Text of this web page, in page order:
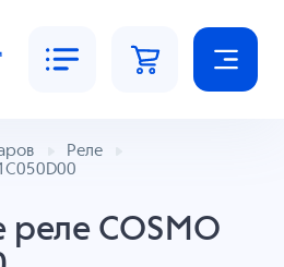
Реле
реле COSMO